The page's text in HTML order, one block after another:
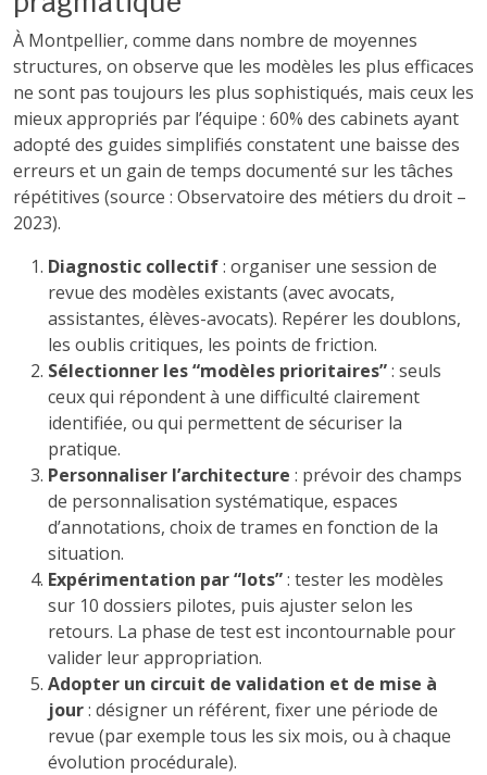
À Montpellier, comme dans nombre de moyennes
structures, on observe que les modèles les plus efficaces
ne sont pas toujours les plus sophistiqués, mais ceux les
mieux appropriés par l’équipe : 60% des cabinets ayant
adopté des guides simplifiés constatent une baisse des
erreurs et un gain de temps documenté sur les tâches
répétitives (source : Observatoire des métiers du droit –
2023).
Diagnostic collectif: organiser une session de
revue des modèles existants (avec avocats,
assistantes, élèves-avocats). Repérer les doublons,
les oublis critiques, les points de friction.
Sélectionner les “modèles prioritaires”: seuls
ceux qui répondent à une difficulté clairement
identifiée, ou qui permettent de sécuriser la
pratique.
Personnaliser l’architecture : prévoir des champs
de personnalisation systématique, espaces
d’annotations, choix de trames en fonction de la
situation.
Expérimentation par “lots”: tester les modèles
sur 10 dossiers pilotes, puis ajuster selon les
retours. La phase de test est incontournable pour
valider leur appropriation.
Adopter un circuit de validation et de mise à
jour: désigner un référent, fixer une période de
revue (par exemple tous les six mois, ou à chaque
évolution procédurale).